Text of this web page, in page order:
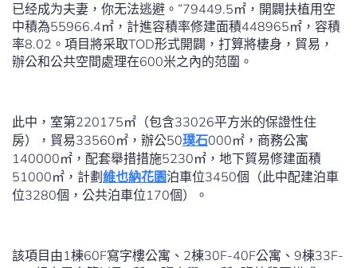
已经成为夫妻，你无法逃避。”79449.5㎡，開闢扶植用空
中積為55966.4㎡，計進容積率修建面積448965㎡，容積
率8.02。項目將采取TOD形式開闢，打算將棲身，貿易，
辦公和公共空間處理在600米之內的范圍。
此中，室第220175㎡（包含33026平方米的保證性住
房），貿易33560㎡，辦公50璞石000㎡，商務公寓
140000㎡，配套舉措措施5230㎡，地下貿易修建面積
51000㎡，計劃 維也納花園泊車位3450個（此中配建泊車
位3280個，公共泊車位170個）。
該項目由1棟60F寫字樓公寓、2棟30F-40F公寓、9棟33F-